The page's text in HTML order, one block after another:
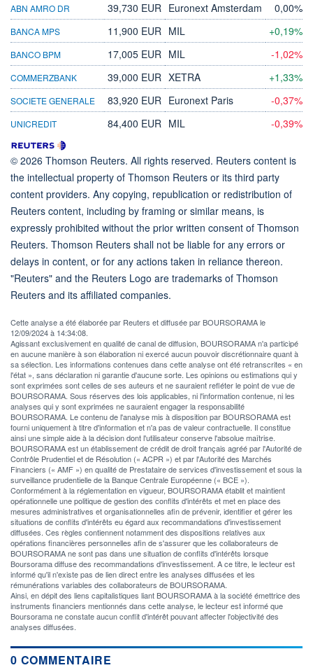
ABN AMRO DR 39,730 EUR Euronext Amsterdam 0,00%
BANCA MPS 11,900 EUR MIL +0,19%
BANCO BPM 17,005 EUR MIL -1,02%
COMMERZBANK 39,000 EUR XETRA +1,33%
SOCIETE GENERALE 83,920 EUR Euronext Paris -0,37%
UNICREDIT 84,400 EUR MIL -0,39%
© 2026 Thomson Reuters. All rights reserved. Reuters content is
the intellectual property of Thomson Reuters or its third party
content providers. Any copying, republication or redistribution of
Reuters content, including by framing or similar means, is
expressly prohibited without the prior written consent of Thomson
Reuters. Thomson Reuters shall not be liable for any errors or
delays in content, or for any actions taken in reliance thereon.
"Reuters" and the Reuters Logo are trademarks of Thomson
Reuters and its affiliated companies.
Cette analyse a été élaborée par Reuters et diffusée par BOURSORAMA le
12/09/2024 à 14:34:08.
Agissant exclusivement en qualité de canal de diffusion, BOURSORAMA n'a participé
en aucune manière à son élaboration ni exercé aucun pouvoir discrétionnaire quant à
sa sélection. Les informations contenues dans cette analyse ont été retranscrites « en
l'état », sans déclaration ni garantie d'aucune sorte. Les opinions ou estimations qui y
sont exprimées sont celles de ses auteurs et ne sauraient refléter le point de vue de
BOURSORAMA. Sous réserves des lois applicables, ni l'information contenue, ni les
analyses qui y sont exprimées ne sauraient engager la responsabilité
BOURSORAMA. Le contenu de l'analyse mis à disposition par BOURSORAMA est
fourni uniquement à titre d'information et n'a pas de valeur contractuelle. Il constitue
ainsi une simple aide à la décision dont l'utilisateur conserve l'absolue maîtrise.
BOURSORAMA est un établissement de crédit de droit français agréé par l'Autorité de
Contrôle Prudentiel et de Résolution (« ACPR ») et par l'Autorité des Marchés
Financiers (« AMF ») en qualité de Prestataire de services d'investissement et sous la
surveillance prudentielle de la Banque Centrale Européenne (« BCE »).
Conformément à la réglementation en vigueur, BOURSORAMA établit et maintient
opérationnelle une politique de gestion des conflits d'intérêts et met en place des
mesures administratives et organisationnelles afin de prévenir, identifier et gérer les
situations de conflits d'intérêts eu égard aux recommandations d'investissement
diffusées. Ces règles contiennent notamment des dispositions relatives aux
opérations financières personnelles afin de s'assurer que les collaborateurs de
BOURSORAMA ne sont pas dans une situation de conflits d'intérêts lorsque
Boursorama diffuse des recommandations d'investissement. A ce titre, le lecteur est
informé qu'il n'existe pas de lien direct entre les analyses diffusées et les
rémunérations variables des collaborateurs de BOURSORAMA.
Ainsi, en dépit des liens capitalistiques liant BOURSORAMA à la société émettrice des
instruments financiers mentionnés dans cette analyse, le lecteur est informé que
Boursorama ne constate aucun conflit d'intérêt pouvant affecter l'objectivité des
analyses diffusées.
0 COMMENTAIRE